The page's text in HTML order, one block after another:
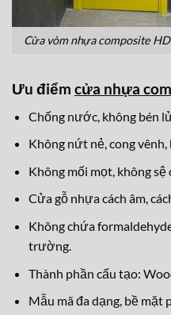
Cửa vòm nhựa composite
Chống nước, không bén
Không nứt nẻ, cong vênh,
Không mối mọt, không sệ
Cửa gỗ nhựa cách âm,
Không chứa
trường.
Thành phần cấu tạo:
Mẫu mã đa dạng, bề mặt
cao cấp.